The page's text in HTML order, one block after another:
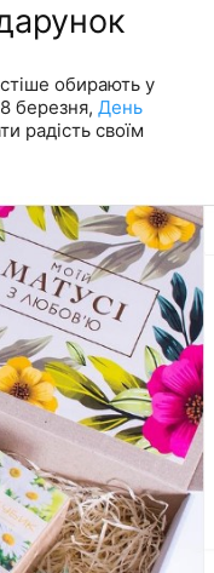
обирають у
березня, День
радість своїм